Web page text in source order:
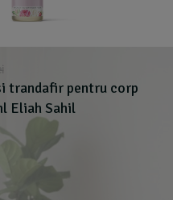
trandafir pentru corp
Eliah Sahil